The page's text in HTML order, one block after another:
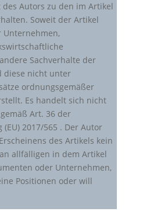
Autors zu den im Artikel
Soweit der Artikel
Unternehmen,
Sachverhalte der
diese nicht unter
ordnungsgemäßer
Es handelt sich nicht
Art. 36 der
2017/565 . Der Autor
des Artikels kein
allfälligen in dem Artikel
oder Unternehmen,
Positionen oder will